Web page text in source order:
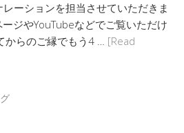
レーションを担当させていただきま
ジやYouTubeなどでご覧いただけ
からのご縁でもう4 … [Read